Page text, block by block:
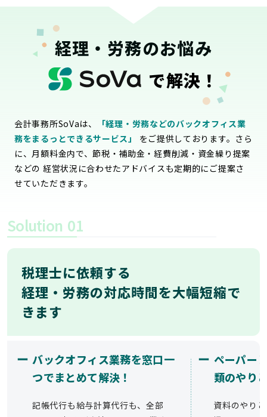
経理・労務のお悩み
で解決！
会計事務所SoVaは、
「経理・労務などのバックオフィス業
務をまるっとできるサービス」
をご提供しております。さら
に、月額料金内で、節税・補助金・経費削減・資金繰り提案
などの 経営状況に合わせたアドバイスも定期的にご提案さ
せていただきます。
Solution 01
税理士に依頼する
経理・労務の対応時間を大幅短縮で
きます
ー バックオフィス業務を窓口一
つでまとめて解決！
記帳代行も給与計算代行も、全部
ー ペーパー
類のやり
資料のやり